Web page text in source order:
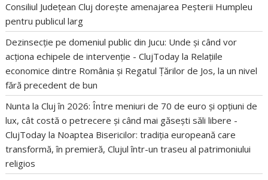
Consiliul Județean Cluj dorește amenajarea Peșterii Humpleu
pentru publicul larg
Dezinsecție pe domeniul public din Jucu: Unde și când vor
acționa echipele de intervenție - ClujToday la Relațiile
economice dintre România și Regatul Țărilor de Jos, la un nivel
fără precedent de bun
Nunta la Cluj în 2026: Între meniuri de 70 de euro și opțiuni de
lux, cât costă o petrecere și când mai găsești săli libere -
ClujToday la Noaptea Bisericilor: tradiția europeană care
transformă, în premieră, Clujul într-un traseu al patrimoniului
religios